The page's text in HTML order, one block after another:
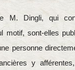
M. Dingli, qui
motif, sont-elles
personne
y